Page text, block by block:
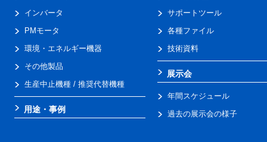
インバータ
PMモータ
環境・エネルギー機器
その他製品
生産中止機種 / 推奨代替機種
用途・事例
サポートツール
各種ファイル
技術資料
展示会
年間スケジュール
過去の展示会の様子